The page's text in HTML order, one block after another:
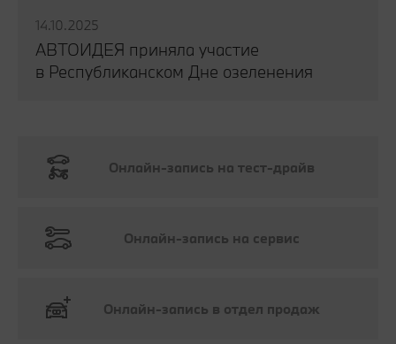
14.10.2025
АВТОИДЕЯ приняла участие
в Республиканском Дне озеленения
Онлайн-запись на тест-драйв
Онлайн-запись на сервис
Онлайн-запись в отдел продаж